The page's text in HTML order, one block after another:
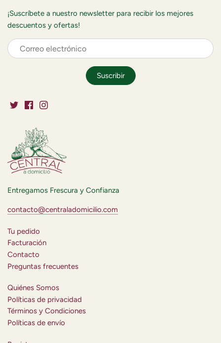
¡Suscríbete a nuestro newsletter para recibir los mejores
descuentos y ofertas!
Entregamos Frescura y Confianza
contacto@centraladomicilio.com
Tu pedido
Facturación
Contacto
Preguntas frecuentes
Quiénes Somos
Políticas de privacidad
Términos y Condiciones
Políticas de envío